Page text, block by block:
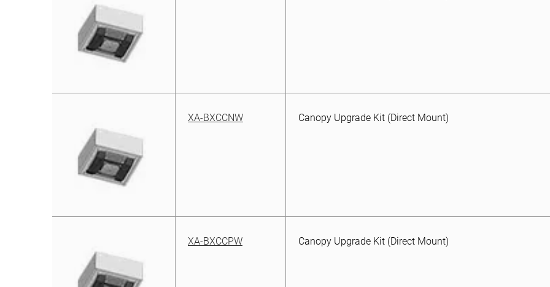
XA-BXCCNW Canopy Upgrade Kit (Direct Mount)
XA-BXCCPW Canopy Upgrade Kit (Direct Mount)